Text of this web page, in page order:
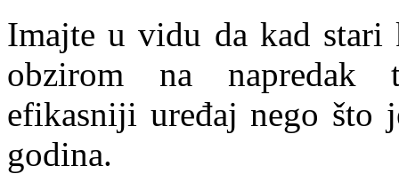
Imajte u vidu da kad stari
obzirom na napredak
efikasniji uređaj nego što
godina.